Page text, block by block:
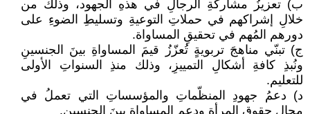
‌ب) تعزيزُ مشاركةِ الرجالِ في هذهِ الجهود، وذلك من
خلالِ إشراكهم في حملاتِ التوعيةِ وتسليطِ الضوءِ على
دورهم المُهم في تحقيقِ المساواة.
‌ج) تبنّي مناهجَ تربويةٍ تُعزّزُ قيمَ المساواةِ بينَ الجنسينِ
ونُبذِ كافةِ أشكالِ التمييزِ، وذلك منذِ السنواتِ الأولى
للتعليم.
‌د) دعمُ جهودِ المنظّماتِ والمؤسساتِ التي تعملُ في
مجالِ حقوقِ المرأةِ ودعمِ المساواةِ بينَ الجنسين.